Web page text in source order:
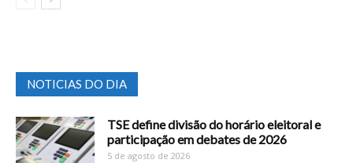
NOTICIAS DO DIA
TSE define divisão do horário eleitoral e
participação em debates de 2026
5 de agosto de 2026